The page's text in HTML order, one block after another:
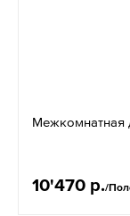
Межкомнатная
10'470 р./